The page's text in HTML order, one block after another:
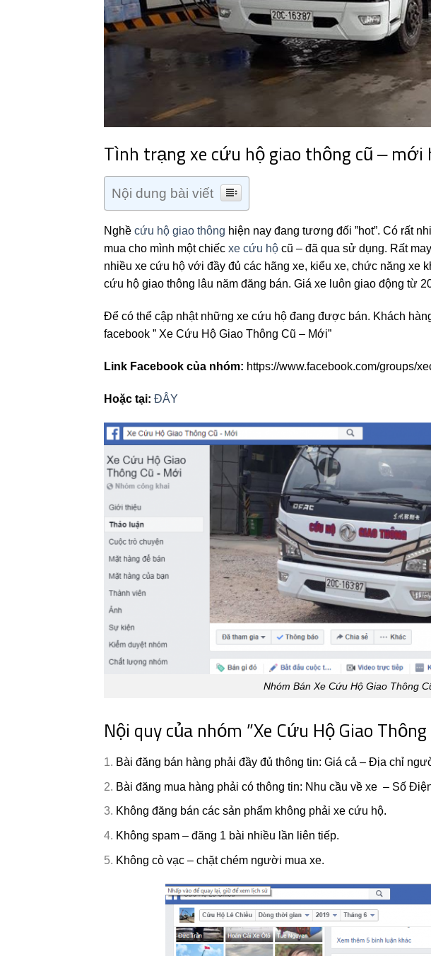
Tình trạng xe cứu hộ giao thông cũ – mới
Nội dung bài viết
Nghề cứu hộ giao thông hiện nay đang tương đối ”hot”. Có rất
mua cho mình một chiếc xe cứu hộ cũ – đã qua sử dụng. Rất
nhiều xe cứu hộ với đầy đủ các hãng xe, kiểu xe, chức năng xe
cứu hộ giao thông lâu năm đăng bán. Giá xe luôn giao động từ
Để có thể cập nhật những xe cứu hộ đang được bán. Khách
facebook ” Xe Cứu Hộ Giao Thông Cũ – Mới”
Link Facebook của nhóm: https://www.facebook.com/groups/
Hoặc tại: ĐÂY
Nhóm Bán Xe Cứu Hộ Giao Thông
Nội quy của nhóm ”Xe Cứu Hộ Giao
Bài đăng bán hàng phải đầy đủ thông tin: Giá cả – Địa chỉ
Bài đăng mua hàng phải có thông tin: Nhu cầu về xe – Số
Không đăng bán các sản phẩm không phải xe cứu hộ.
Không spam – đăng 1 bài nhiều lần liên tiếp.
Không cò vạc – chặt chém người mua xe.